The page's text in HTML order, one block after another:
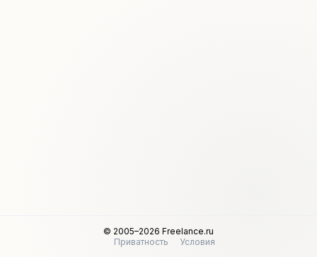
© 2005–2026 Freelance.ru
Приватность
Условия